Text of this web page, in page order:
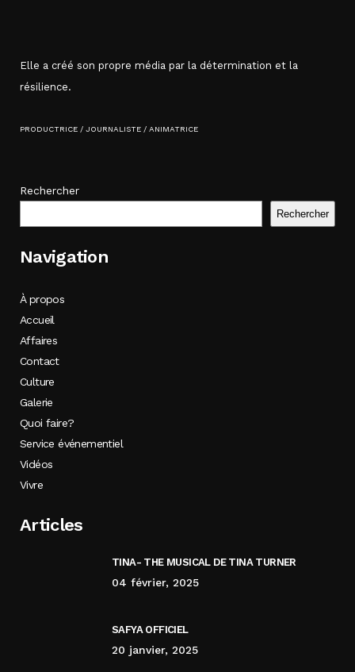
Elle a créé son propre média par la détermination et la
résilience.
PRODUCTRICE / JOURNALISTE / ANIMATRICE
Rechercher
Rechercher
Navigation
À propos
Accueil
Affaires
Contact
Culture
Galerie
Quoi faire?
Service événementiel
Vidéos
Vivre
Articles
TINA- THE MUSICAL DE TINA TURNER
04 février, 2025
SAFYA OFFICIEL
20 janvier, 2025